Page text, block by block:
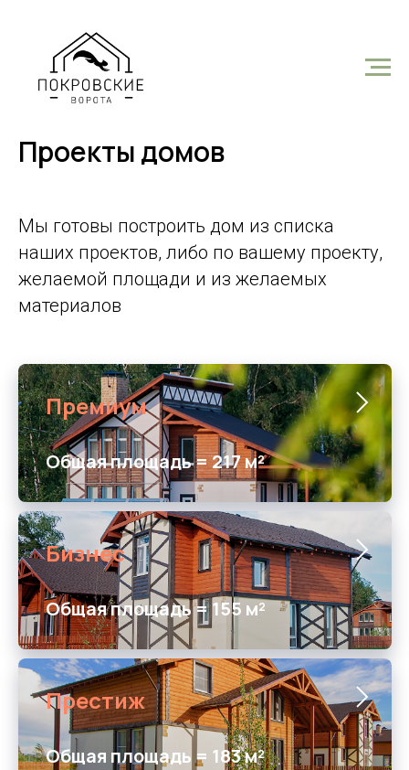
Проекты домов
Мы готовы построить дом из списка
наших проектов, либо по вашему проекту,
желаемой площади и из желаемых
материалов
Премиум
Общая площадь = 217 м²
Бизнес
Общая площадь = 155 м²
Престиж
Общая площадь = 183 м²